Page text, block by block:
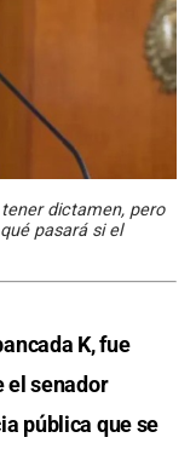
dictamen, pero
pasará si el
K, fue
el senador
pública que se